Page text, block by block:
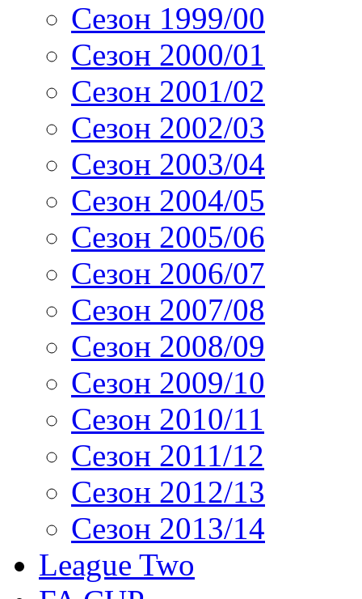
Сезон 1999/00
Сезон 2000/01
Сезон 2001/02
Сезон 2002/03
Сезон 2003/04
Сезон 2004/05
Сезон 2005/06
Сезон 2006/07
Сезон 2007/08
Сезон 2008/09
Сезон 2009/10
Сезон 2010/11
Сезон 2011/12
Сезон 2012/13
Сезон 2013/14
League Two